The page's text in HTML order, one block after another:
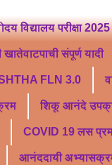
विद्यालय परीक्षा 2025
संपूर्ण यादी
FLN 3.0
शिकू आनंदे
COVID 19 लस
आनंददायी